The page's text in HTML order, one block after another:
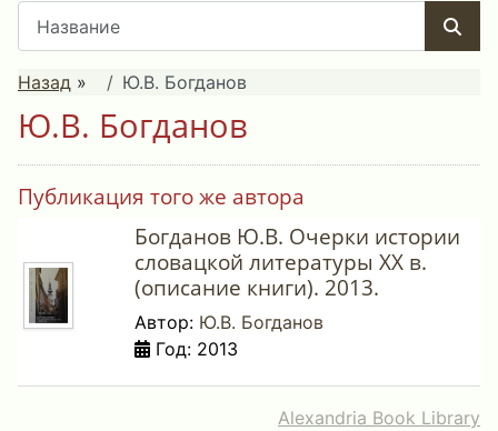
Назад » Ю.В. Богданов
Ю.В. Богданов
Публикация того же автора
Богданов Ю.В. Очерки истории
словацкой литературы ХХ в.
(описание книги). 2013.
Автор: Ю.В. Богданов
Год: 2013
Alexandria Book Library